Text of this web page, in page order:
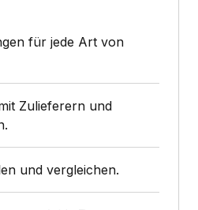
für jede Art von
Zulieferern und
und vergleichen.